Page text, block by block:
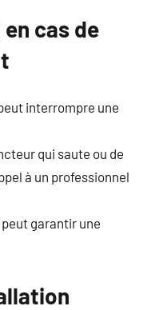
cas de
interrompre une
qui saute ou de
à un professionnel
garantir une